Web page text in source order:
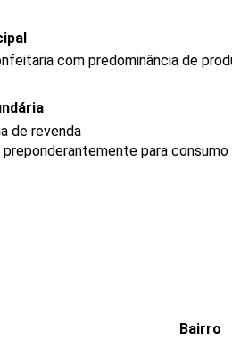
com predominância de
de revenda
para consumo
Bairro